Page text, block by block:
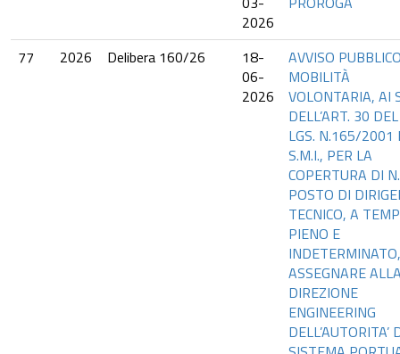
2026
77 2026 Delibera 160/26
18-
06-
2026
AVVISO
MOBILITÀ
VOLONTARIA, AI
DELL’ART. 30
LGS. N.165/2001
S.M.I., PER LA
COPERTURA DI
POSTO DI
TECNICO, A
PIENO E
ASSEGNARE
DIREZIONE
ENGINEERING
DELL’AUTORITA’